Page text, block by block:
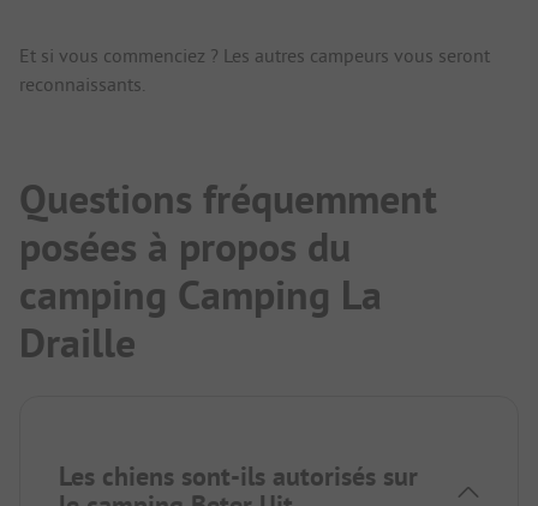
Et si vous commenciez ? Les autres campeurs vous seront
reconnaissants.
Questions fréquemment
posées à propos du
camping Camping La
Draille
Les chiens sont-ils autorisés sur